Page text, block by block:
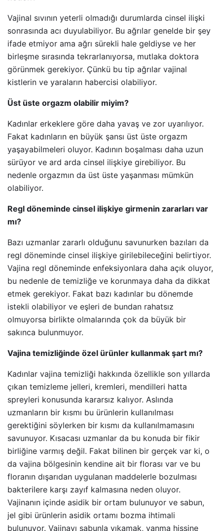
Vajinal sıvının yeterli olmadığı durumlarda cinsel ilişki
sonrasında acı duyulabiliyor. Bu ağrılar genelde bir şey
ifade etmiyor ama ağrı sürekli hale geldiyse ve her
birleşme sırasında tekrarlanıyorsa, mutlaka doktora
görünmek gerekiyor. Çünkü bu tip ağrılar vajinal
kistlerin ve yaraların habercisi olabiliyor.
Üst üste orgazm olabilir miyim?
Kadınlar erkeklere göre daha yavaş ve zor uyarılıyor.
Fakat kadınların en büyük şansı üst üste orgazm
yaşayabilmeleri oluyor. Kadının boşalması daha uzun
sürüyor ve ard arda cinsel ilişkiye girebiliyor. Bu
nedenle orgazmın da üst üste yaşanması mümkün
olabiliyor.
Regl döneminde cinsel ilişkiye girmenin zararları var
mı?
Bazı uzmanlar zararlı olduğunu savunurken bazıları da
regl döneminde cinsel ilişkiye girilebileceğini belirtiyor.
Vajina regl döneminde enfeksiyonlara daha açık oluyor,
bu nedenle de temizliğe ve korunmaya daha da dikkat
etmek gerekiyor. Fakat bazı kadınlar bu dönemde
istekli olabiliyor ve eşleri de bundan rahatsız
olmuyorsa birlikte olmalarında çok da büyük bir
sakınca bulunmuyor.
Vajina temizliğinde özel ürünler kullanmak şart mı?
Kadınlar vajina temizliği hakkında özellikle son yıllarda
çıkan temizleme jelleri, kremleri, mendilleri hatta
spreyleri konusunda kararsız kalıyor. Aslında
uzmanların bir kısmı bu ürünlerin kullanılması
gerektiğini söylerken bir kısmı da kullanılmamasını
savunuyor. Kısacası uzmanlar da bu konuda bir fikir
birliğine varmış değil. Fakat bilinen bir gerçek var ki, o
da vajina bölgesinin kendine ait bir florası var ve bu
floranın dışarıdan uygulanan maddelerle bozulması
bakterilere karşı zayıf kalmasına neden oluyor.
Vajinanın içinde asidik bir ortam bulunuyor ve sabun,
jel gibi ürünlerin asidik ortamı bozma ihtimali
bulunuyor. Vajinayı sabunla yıkamak, yanma hissine